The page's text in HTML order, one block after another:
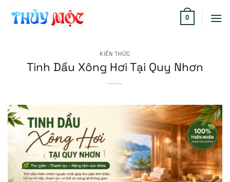
0
KIẾN THỨC
Tinh Dầu Xông Hơi Tại Quy Nhơn